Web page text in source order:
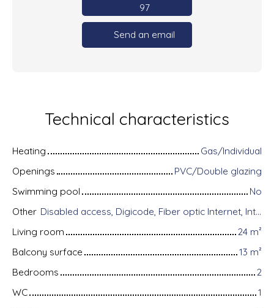
97
Send an email
Technical characteristics
Heating
Gas/Individual
Openings
PVC/Double glazing
Swimming pool
No
Other
Disabled access, Digicode, Fiber optic Internet, Intercom, Bike storage, Motorized gate, Alarm system, Videophone, Electric shutters
Living room
24 m²
Balcony surface
13 m²
Bedrooms
2
WC
1